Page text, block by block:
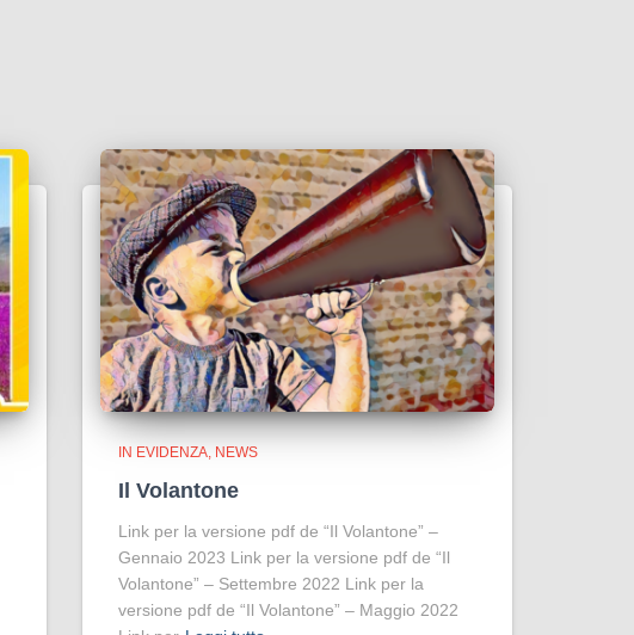
IN EVIDENZA NEWS
Il Volantone
Link per la versione pdf de “Il Volantone” –
Gennaio 2023 Link per la versione pdf de “Il
Volantone” – Settembre 2022 Link per la
versione pdf de “Il Volantone” – Maggio 2022